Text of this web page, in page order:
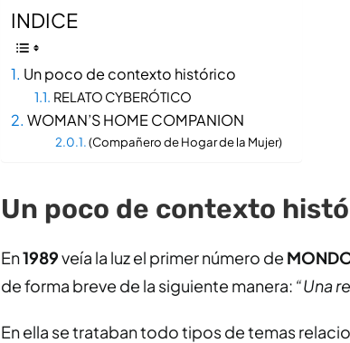
INDICE
Un poco de contexto histórico
RELATO CYBERÓTICO
WOMAN’S HOME COMPANION
(Compañero de Hogar de la Mujer)
Un poco de contexto
En1989veía la luz el primer número de
de forma breve de la siguiente manera: “Una
En ella se trataban todo tipos de temas